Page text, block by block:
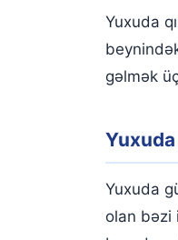
Yuxuda
gəlmək
Yuxuda
olan bəzi